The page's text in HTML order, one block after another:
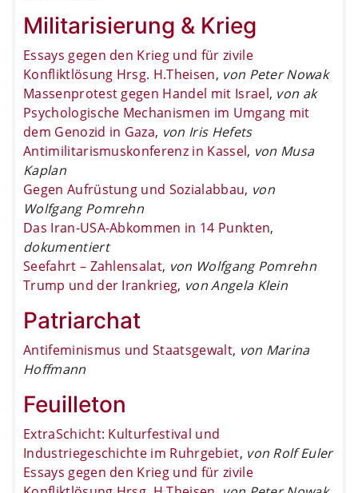
Militarisierung & Krieg
Essays gegen den Krieg und für zivile
Konfliktlösung Hrsg. H.Theisen, von Peter Nowak
Massenprotest gegen Handel mit Israel, von ak
Psychologische Mechanismen im Umgang mit
dem Genozid in Gaza, von Iris Hefets
Antimilitarismuskonferenz in Kassel, von Musa
Kaplan
Gegen Aufrüstung und Sozialabbau, von
Wolfgang Pomrehn
Das Iran-USA-Abkommen in 14 Punkten,
dokumentiert
Seefahrt – Zahlensalat, von Wolfgang Pomrehn
Trump und der Irankrieg, von Angela Klein
Patriarchat
Antifeminismus und Staatsgewalt, von Marina
Hoffmann
Feuilleton
ExtraSchicht: Kulturfestival und
Industriegeschichte im Ruhrgebiet, von Rolf Euler
Essays gegen den Krieg und für zivile